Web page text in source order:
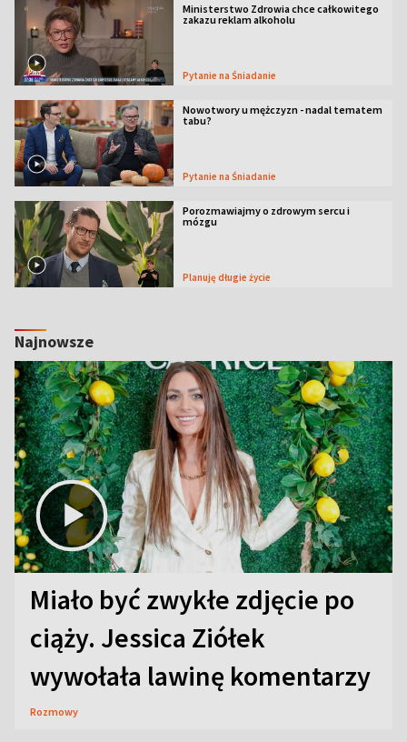
Ministerstwo Zdrowia chce całkowitego
zakazu reklam alkoholu
Pytanie na Śniadanie
Nowotwory u mężczyzn - nadal tematem
tabu?
Pytanie na Śniadanie
Porozmawiajmy o zdrowym sercu i
mózgu
Planuję długie życie
Najnowsze
Miało być zwykłe zdjęcie po
ciąży. Jessica Ziółek
wywołała lawinę komentarzy
Rozmowy